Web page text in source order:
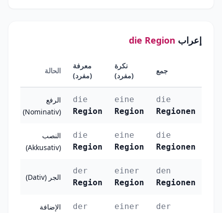
إعراب die Region
الحالة
معرفة
(مفرد)
نكرة
(مفرد)
جمع
الرفع
(Nominativ)
die
Region
eine
Region
die
Regionen
النصب
(Akkusativ)
die
Region
eine
Region
die
Regionen
الجر (Dativ)
der
Region
einer
Region
den
Regionen
الإضافة
der
einer
der